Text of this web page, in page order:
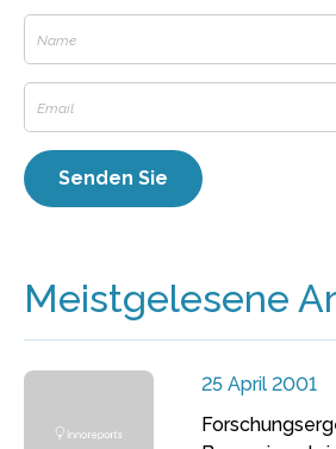
Meistgelesene
25 April 2001